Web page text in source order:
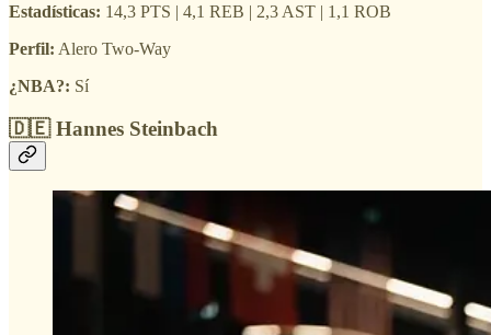
Estadísticas: 14,3 PTS | 4,1 REB | 2,3 AST | 1,1 ROB
Perfil: Alero Two-Way
¿NBA?: Sí
🇩🇪 Hannes Steinbach